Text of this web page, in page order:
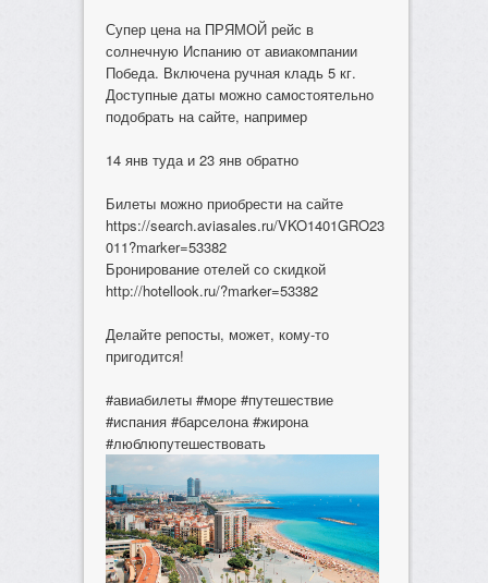
Супер цена на ПРЯМОЙ рейс в
солнечную Испанию от авиакомпании
Победа. Включена ручная кладь 5 кг.
Доступные даты можно самостоятельно
подобрать на сайте, например
14 янв туда и 23 янв обратно
Билеты можно приобрести на сайте
https://search.aviasales.ru/VKO1401GRO23
011?marker=53382
Бронирование отелей со скидкой
http://hotellook.ru/?marker=53382
Делайте репосты, может, кому-то
пригодится!
#авиабилеты #море #путешествие
#испания #барселона #жирона
#люблюпутешествовать